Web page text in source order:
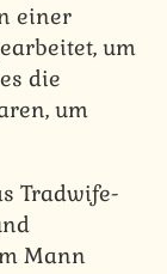
einer
um
die
um
Tradwife-
Mann